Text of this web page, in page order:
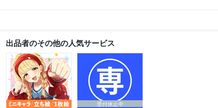
出品者のその他の人気サービス
受付休止中